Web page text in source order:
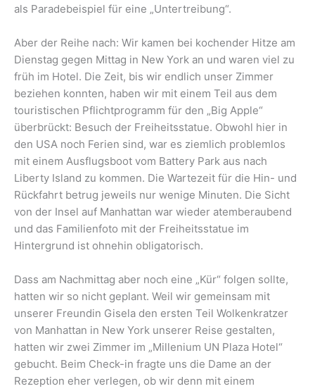
als Paradebeispiel für eine „Untertreibung“.
Aber der Reihe nach: Wir kamen bei kochender Hitze am
Dienstag gegen Mittag in New York an und waren viel zu
früh im Hotel. Die Zeit, bis wir endlich unser Zimmer
beziehen konnten, haben wir mit einem Teil aus dem
touristischen Pflichtprogramm für den „Big Apple“
überbrückt: Besuch der Freiheitsstatue. Obwohl hier in
den USA noch Ferien sind, war es ziemlich problemlos
mit einem Ausflugsboot vom Battery Park aus nach
Liberty Island zu kommen. Die Wartezeit für die Hin- und
Rückfahrt betrug jeweils nur wenige Minuten. Die Sicht
von der Insel auf Manhattan war wieder atemberaubend
und das Familienfoto mit der Freiheitsstatue im
Hintergrund ist ohnehin obligatorisch.
Dass am Nachmittag aber noch eine „Kür“ folgen sollte,
hatten wir so nicht geplant. Weil wir gemeinsam mit
unserer Freundin Gisela den ersten Teil Wolkenkratzer
von Manhattan in New York unserer Reise gestalten,
hatten wir zwei Zimmer im „Millenium UN Plaza Hotel“
gebucht. Beim Check-in fragte uns die Dame an der
Rezeption eher verlegen, ob wir denn mit einem